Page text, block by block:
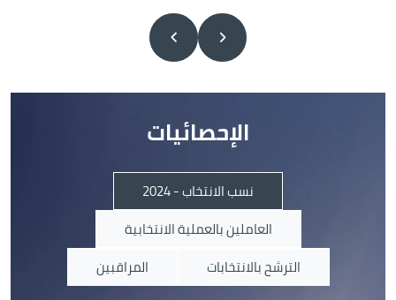
الإحصائيات
نسب الانتخاب - 2024
العاملين بالعملية الانتخابية
الترشح بالانتخابات
المراقبين